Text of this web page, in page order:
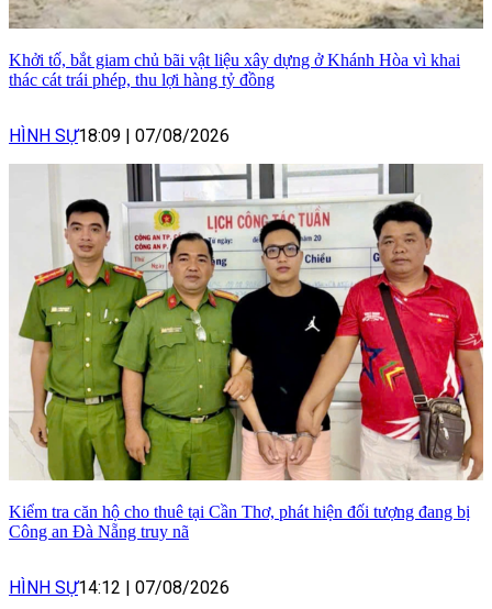
Khởi tố, bắt giam chủ bãi vật liệu xây dựng ở Khánh Hòa vì khai
thác cát trái phép, thu lợi hàng tỷ đồng
HÌNH SỰ18:09 07/08/2026
Kiểm tra căn hộ cho thuê tại Cần Thơ, phát hiện đối tượng đang bị
Công an Đà Nẵng truy nã
HÌNH SỰ14:12 07/08/2026